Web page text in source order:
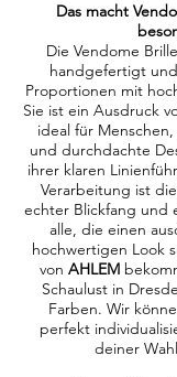
Das macht
Die Vendome
handgefertigt
Proportionen mit
Sie ist ein Ausdruck
ideal für
und durchdachte
ihrer klaren
Verarbeitung ist
echter Blickfang und
alle, die einen
hochwertigen Look
von AHLEM
Schaulust in
Farben. Wir
perfekt
deiner